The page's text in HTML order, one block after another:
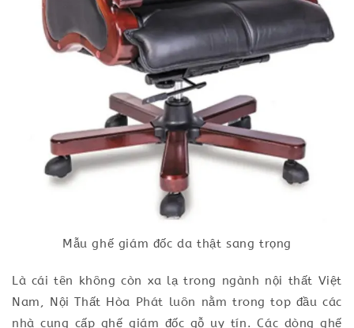
Mẫu ghế giám đốc da thật sang trọng
Là cái tên không còn xa lạ trong ngành nội thất Việt
Nam, Nội Thất Hòa Phát luôn nằm trong top đầu các
nhà cung cấp ghế giám đốc gỗ uy tín. Các dòng ghế